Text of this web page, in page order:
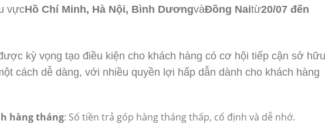
vựcHồ Chí Minh, Hà Nội, Bình DươngvàĐồng Naitừ20/07 đến
kỳ vọng tạo điều kiện cho khách hàng có cơ hội tiếp cận sở hữu
cách dễ dàng, với nhiều quyền lợi hấp dẫn dành cho khách hàng
hàng tháng: Số tiền trả góp hàng tháng thấp, cố định và dễ nhớ.